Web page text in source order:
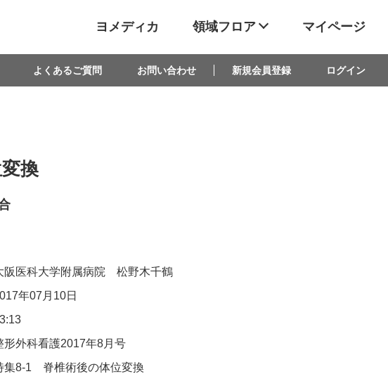
ヨメディカ 領域フロア マイページ
よくあるご質問 お問い合わせ 新規会員登録 ログイン
換
阪医科大学附属病院 松野木千鶴
年07月10日
形外科看護2017年8月号
集8-1 脊椎術後の体位変換